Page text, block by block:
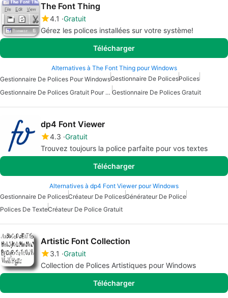
The Font Thing
4.1 Gratuit
Gérez les polices installées sur votre système!
Télécharger
Alternatives à The Font Thing pour Windows
Gestionnaire De Polices Pour WindowsGestionnaire De PolicesPolices
Gestionnaire De Polices Gratuit Pour Windows Gestionnaire De Polices Gratuit
dp4 Font Viewer
4.3 Gratuit
Trouvez toujours la police parfaite pour vos textes
Télécharger
Alternatives à dp4 Font Viewer pour Windows
Gestionnaire De PolicesCréateur De PolicesGénérateur De Police
Polices De TexteCréateur De Police Gratuit
Artistic Font Collection
3.1 Gratuit
Collection de Polices Artistiques pour Windows
Télécharger